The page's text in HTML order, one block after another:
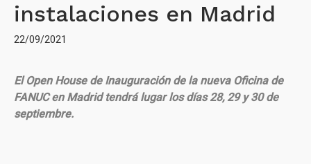
instalaciones en Madrid
22/09/2021
El Open House de Inauguración de la nueva Oficina de
FANUC en Madrid tendrá lugar los días 28, 29 y 30 de
septiembre.